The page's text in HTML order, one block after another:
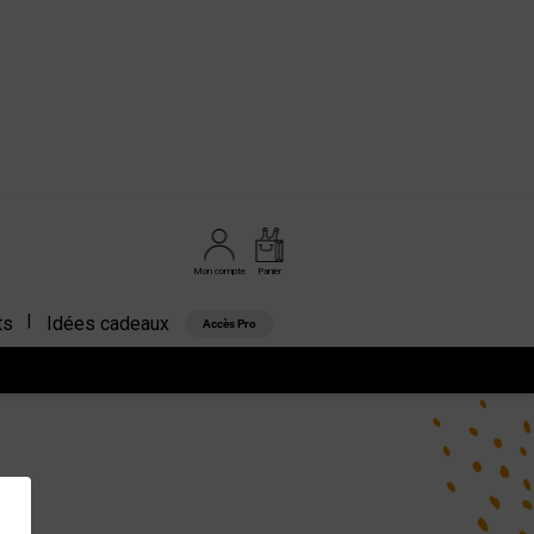
Panier
Mon compte
Idées cadeaux Accès Pro